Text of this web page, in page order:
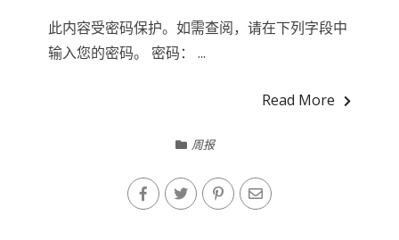
此内容受密码保护。如需查阅，请在下列字段中
输入您的密码。 密码： ...
Read More
周报